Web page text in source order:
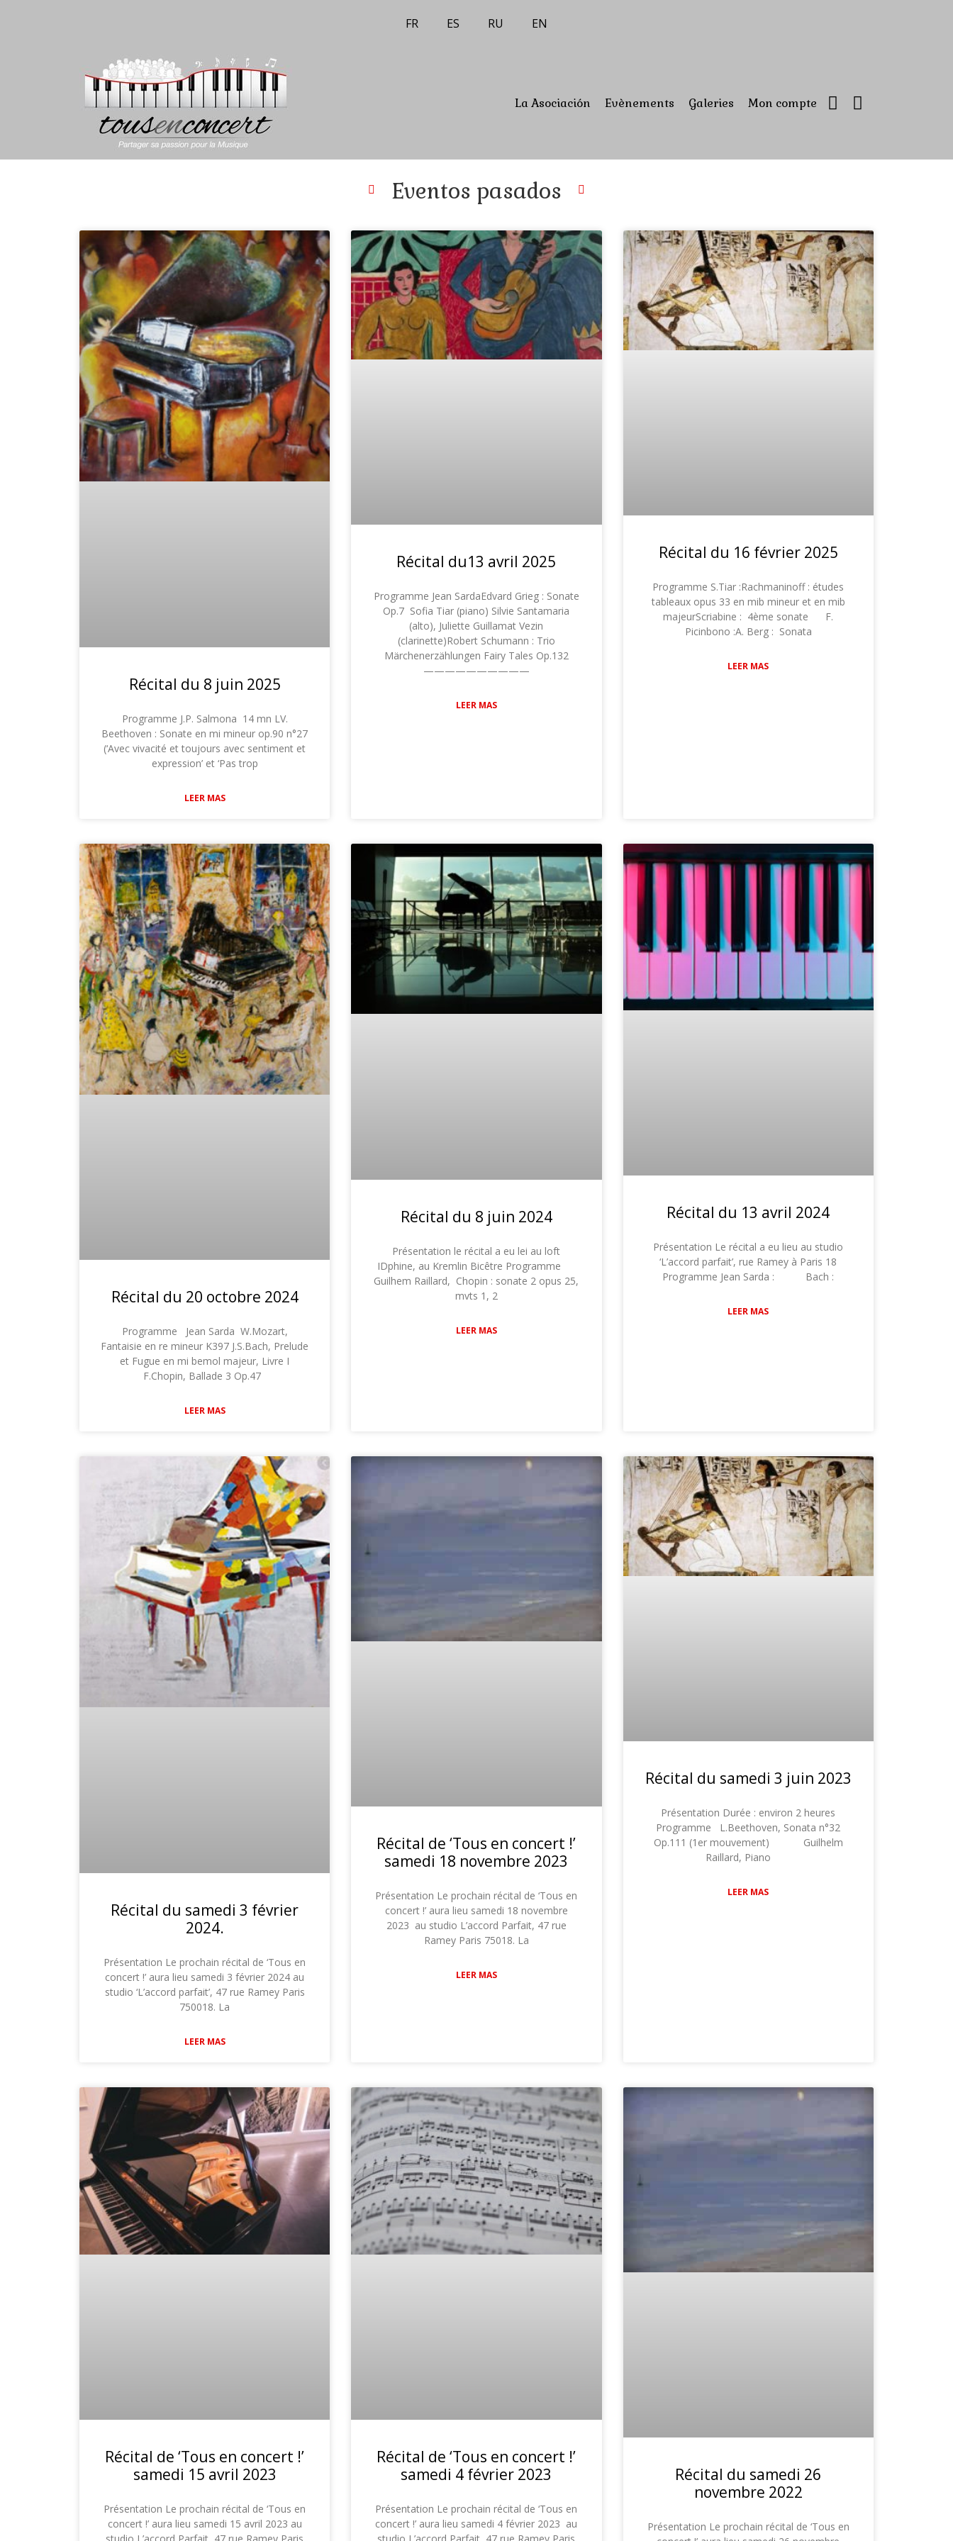
FR ES RU EN
La Asociación Evènements Galeries Mon compte
Eventos pasados
Récital du 8 juin 2025
Programme J.P. Salmona 14 mn LV.
Beethoven : Sonate en mi mineur op.90 n°27
(‘Avec vivacité et toujours avec sentiment et
expression’ et ‘Pas trop
LEER MAS
Récital du13 avril 2025
Programme Jean SardaEdvard Grieg : Sonate
Op.7 Sofia Tiar (piano) Silvie Santamaria
(alto), Juliette Guillamat Vezin
(clarinette)Robert Schumann : Trio
Märchenerzählungen Fairy Tales Op.132
——————————
LEER MAS
Récital du 16 février 2025
Programme S.Tiar :Rachmaninoff : études
tableaux opus 33 en mib mineur et en mib
majeurScriabine : 4ème sonate F.
Picinbono :A. Berg : Sonata
LEER MAS
Récital du 20 octobre 2024
Programme Jean Sarda W.Mozart,
Fantaisie en re mineur K397 J.S.Bach, Prelude
et Fugue en mi bemol majeur, Livre I
F.Chopin, Ballade 3 Op.47
LEER MAS
Récital du 8 juin 2024
Présentation le récital a eu lei au loft
IDphine, au Kremlin Bicêtre Programme
Guilhem Raillard, Chopin : sonate 2 opus 25,
mvts 1, 2
LEER MAS
Récital du 13 avril 2024
Présentation Le récital a eu lieu au studio
‘L’accord parfait’, rue Ramey à Paris 18
Programme Jean Sarda : Bach :
LEER MAS
Récital du samedi 3 février
2024.
Présentation Le prochain récital de ‘Tous en
concert !’ aura lieu samedi 3 février 2024 au
studio ‘L’accord parfait’, 47 rue Ramey Paris
750018. La
LEER MAS
Récital de ‘Tous en concert !’
samedi 18 novembre 2023
Présentation Le prochain récital de ‘Tous en
concert !’ aura lieu samedi 18 novembre
2023 au studio L’accord Parfait, 47 rue
Ramey Paris 75018. La
LEER MAS
Récital du samedi 3 juin 2023
Présentation Durée : environ 2 heures
Programme L.Beethoven, Sonata n°32
Op.111 (1er mouvement) Guilhelm
Raillard, Piano
LEER MAS
Récital de ‘Tous en concert !’
samedi 15 avril 2023
Présentation Le prochain récital de ‘Tous en
concert !’ aura lieu samedi 15 avril 2023 au
Récital de ‘Tous en concert !’
samedi 4 février 2023
Présentation Le prochain récital de ‘Tous en
concert !’ aura lieu samedi 4 février 2023 au
Récital du samedi 26
novembre 2022
Présentation Le prochain récital de ‘Tous en